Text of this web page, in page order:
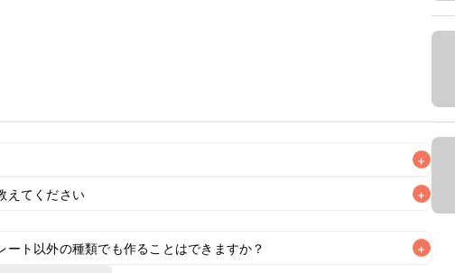
+
温が高い場合はチョコレートが溶けてしまうため、冷蔵庫で保管す
えてください +
ート以外の種類でも作ることはできますか？ +